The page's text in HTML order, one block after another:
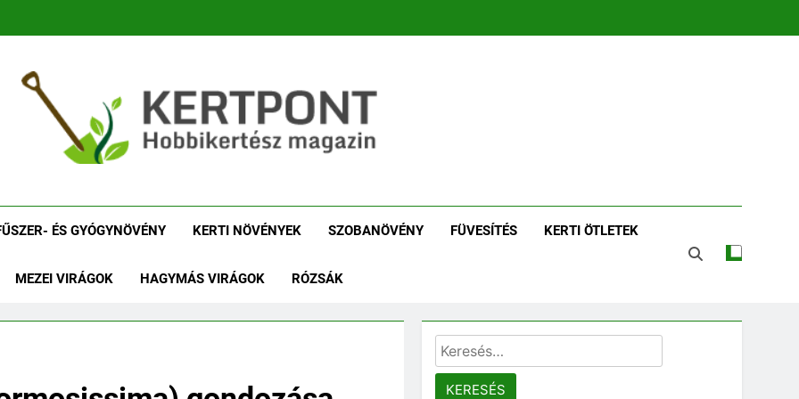
Növényhatározó
ÉS GYÓGYNÖVÉNY KERTI NÖVÉNYEK SZOBANÖVÉNY FÜVESÍTÉS KERTI ÖTLETEK
MEZEI VIRÁGOK HAGYMÁS VIRÁGOK RÓZSÁK
Keresés: